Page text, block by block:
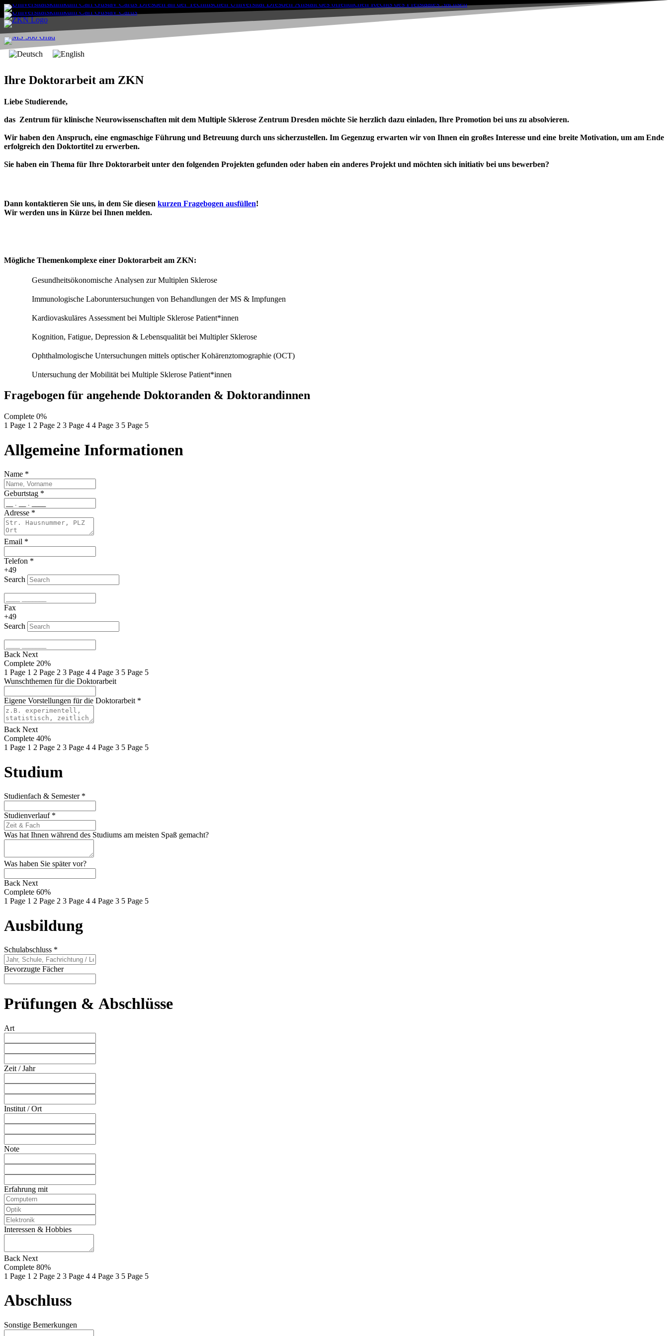
Ihre Doktorarbeit am ZKN
Liebe Studierende,
das Zentrum für klinische Neurowissenschaften mit dem Multiple Sklerose Zentrum Dresden möchte Sie herzlich dazu einladen, Ihre Promotion bei uns zu absolvieren.
Wir haben den Anspruch, eine engmaschige Führung und Betreuung durch uns sicherzustellen. Im Gegenzug erwarten wir von Ihnen ein großes Interesse und eine breite Motivation, um am Ende
erfolgreich den Doktortitel zu erwerben.
Sie haben ein Thema für Ihre Doktorarbeit unter den folgenden Projekten gefunden oder haben ein anderes Projekt und möchten sich initiativ bei uns bewerben?
Dann kontaktieren Sie uns, in dem Sie diesen kurzen Fragebogen ausfüllen!
Wir werden uns in Kürze bei Ihnen melden.
Mögliche Themenkomplexe einer Doktorarbeit am ZKN:
Gesundheitsökonomische Analysen zur Multiplen Sklerose
Immunologische Laboruntersuchungen von Behandlungen der MS & Impfungen
Kardiovaskuläres Assessment bei Multiple Sklerose Patient*innen
Kognition, Fatigue, Depression & Lebensqualität bei Multipler Sklerose
Ophthalmologische Untersuchungen mittels optischer Kohärenztomographie (OCT)
Untersuchung der Mobilität bei Multiple Sklerose Patient*innen
Fragebogen für angehende Doktoranden & Doktorandinnen
Complete 0%
1 Page 1 2 Page 2 3 Page 4 4 Page 3 5 Page 5
Allgemeine Informationen
Name *
Geburtstag *
Adresse *
Email *
Telefon *
+49
Search
Fax
+49
Search
Back Next
Complete 20%
1 Page 1 2 Page 2 3 Page 4 4 Page 3 5 Page 5
Wunschthemen für die Doktorarbeit
Eigene Vorstellungen für die Doktorarbeit *
Back Next
Complete 40%
1 Page 1 2 Page 2 3 Page 4 4 Page 3 5 Page 5
Studium
Studienfach & Semester *
Studienverlauf *
Was hat Ihnen während des Studiums am meisten Spaß gemacht?
Was haben Sie später vor?
Back Next
Complete 60%
1 Page 1 2 Page 2 3 Page 4 4 Page 3 5 Page 5
Ausbildung
Schulabschluss *
Bevorzugte Fächer
Prüfungen & Abschlüsse
Art
Zeit / Jahr
Institut / Ort
Note
Erfahrung mit
Interessen & Hobbies
Back Next
Complete 80%
1 Page 1 2 Page 2 3 Page 4 4 Page 3 5 Page 5
Abschluss
Sonstige Bemerkungen